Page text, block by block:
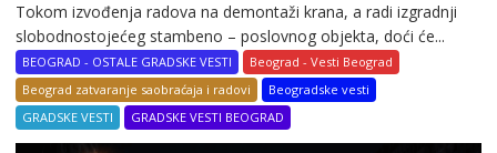
Tokom izvođenja radova na demontaži krana, a radi izgradnji
slobodnostojećeg stambeno – poslovnog objekta, doći će...
BEOGRAD - OSTALE GRADSKE VESTI
Beograd - Vesti Beograd
Beograd zatvaranje saobraćaja i radovi
Beogradske vesti
GRADSKE VESTI
GRADSKE VESTI BEOGRAD